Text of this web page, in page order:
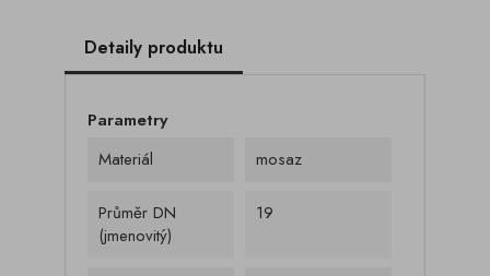
Detaily produktu
Parametry
Materiál
mosaz
Průměr DN
(jmenovitý)
19